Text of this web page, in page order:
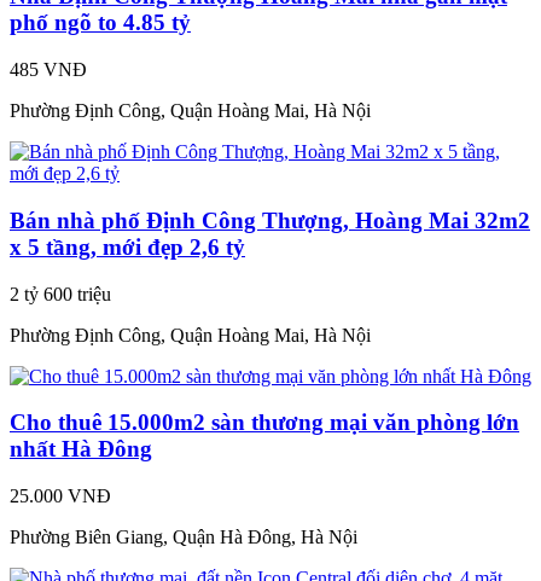
phố ngõ to 4.85 tỷ
485 VNĐ
Phường Định Công, Quận Hoàng Mai, Hà Nội
Bán nhà phố Định Công Thượng, Hoàng Mai 32m2
x 5 tầng, mới đẹp 2,6 tỷ
2 tỷ 600 triệu
Phường Định Công, Quận Hoàng Mai, Hà Nội
Cho thuê 15.000m2 sàn thương mại văn phòng lớn
nhất Hà Đông
25.000 VNĐ
Phường Biên Giang, Quận Hà Đông, Hà Nội